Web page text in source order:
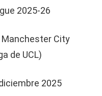
2025-26
Manchester City
de UCL)
2025